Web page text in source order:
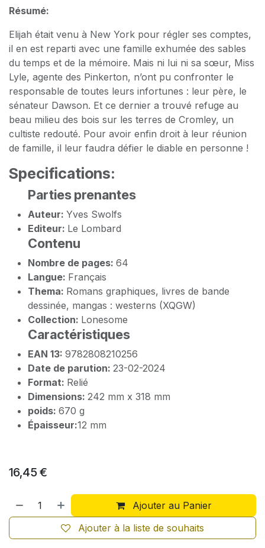
Résumé:
Elijah était venu à New York pour régler ses comptes,
il en est reparti avec une famille exhumée des sables
du temps et de la mémoire. Mais ni lui ni sa sœur, Miss
Lyle, agente des Pinkerton, n’ont pu confronter le
responsable de toutes leurs infortunes : leur père, le
sénateur Dawson. Et ce dernier a trouvé refuge au
beau milieu des bois sur les terres de Cromley, un
cultiste redouté. Pour avoir enfin droit à leur réunion
de famille, il leur faudra défier le diable en personne !
Specifications:
Parties prenantes
Auteur: Yves Swolfs
Editeur: Le Lombard
Contenu
Nombre de pages: 64
Langue: Français
Thema: Romans graphiques, livres de bande
dessinée, mangas : westerns (XQGW)
Collection: Lonesome
Caractéristiques
EAN 13: 9782808210256
Date de parution: 23-02-2024
Format: Relié
Dimensions: 242 mm x 318 mm
poids: 670 g
Épaisseur:12 mm
16,45 €
Ajouter au Panier
Ajouter à la liste de souhaits